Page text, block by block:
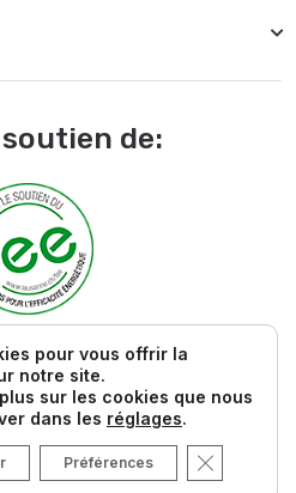
de:
pour vous offrir la
notre site.
sur les cookies que nous
dans les réglages.
Préférences Fermer la